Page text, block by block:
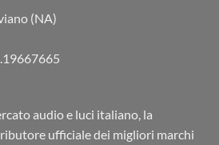
(NA)
audio e luci italiano, la
ufficiale dei migliori marchi